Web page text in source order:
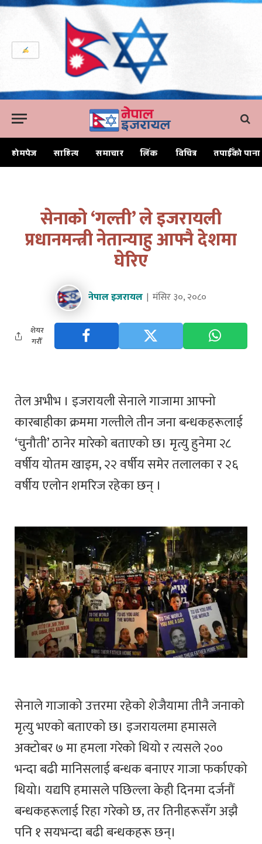
होमपेज साहित्य समाचार लिंक विचित्र तपाईँको पाना
सेनाको ‘गल्ती’ ले इजरायली
प्रधानमन्त्री नेतान्याहु आफ्नै देशमा
घेरिए
नेपाल इजरायल मंसिर ३०, २०८०
शेयर
गरौँ
तेल अभीभ । इजरायली सेनाले गाजामा आफ्नो
कारबाहीका क्रममा गल्तीले तीन जना बन्धकहरूलाई
‘चुनौती’ ठानेर मारेको बताएको छ। मृत्यु हुनेमा २८
वर्षीय योतम खाइम, २२ वर्षीय समेर तलालका र २६
वर्षीय एलोन शमरिज रहेका छन् ।
सेनाले गाजाको उत्तरमा रहेको शेजैयामा तीनै जनाको
मृत्यु भएको बताएको छ। इजरायलमा हमासले
अक्टोबर ७ मा हमला गरेको थियो र त्यसले २००
भन्दा बढी मानिसलाई बन्धक बनाएर गाजा फर्काएको
थियो। यद्यपि हमासले पछिल्ला केही दिनमा दर्जनौं
बन्धकहरूलाई रिहा गरेको छ, तर तिनीहरूसँग अझै
पनि १ सयभन्दा बढी बन्धकहरू छन्।